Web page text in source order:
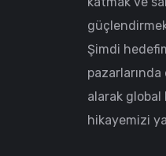
Şimdi
alarak global
hikayemizi